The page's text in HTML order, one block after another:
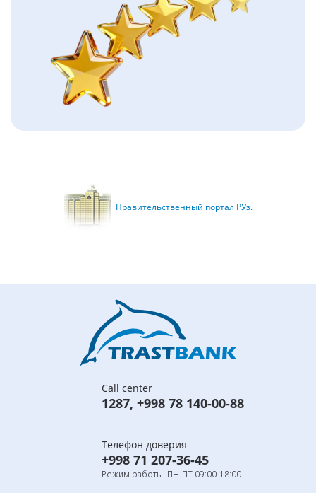
Правительственный портал РУз.
Call center
1287, +998 78 140-00-88
Телефон доверия
+998 71 207-36-45
Режим работы: ПН-ПТ 09:00-18:00